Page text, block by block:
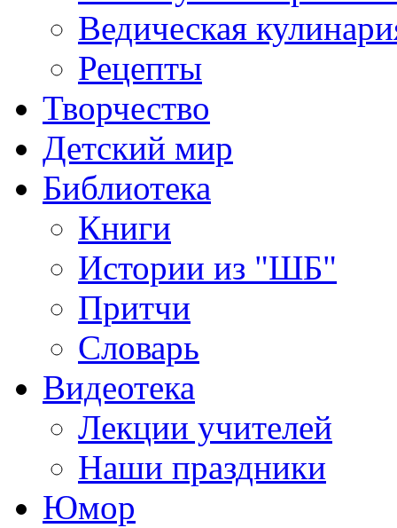
Ведическая
Рецепты
Творчество
Детский мир
Библиотека
Книги
Истории из "ШБ"
Притчи
Словарь
Видеотека
Лекции учителей
Наши праздники
Юмор